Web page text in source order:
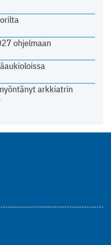
ohjelmaan
arkkiatrin